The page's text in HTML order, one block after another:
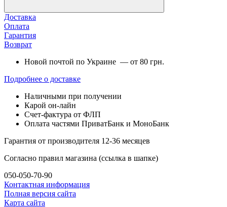
Доставка
Оплата
Гарантия
Возврат
Новой почтой по Украине — от 80 грн.
Подробнее о доставке
Наличными при получении
Карой он-лайн
Счет-фактура от ФЛП
Оплата частями ПриватБанк и МоноБанк
Гарантия от производителя 12-36 месяцев
Согласно правил магазина (ссылка в шапке)
050-050-70-90
Контактная информация
Полная версия сайта
Карта сайта